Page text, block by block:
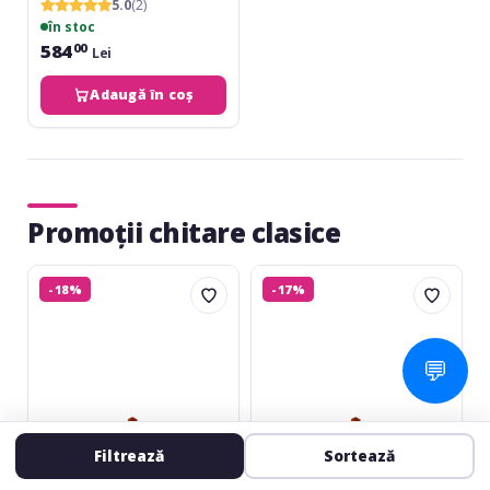
5.0(2)
în stoc
58400 Lei
Adaugă în coș
Promoții chitare clasice
Jose
Ferrer
-18%
Jose
Ferrer
-17%
Filtrează Sortează
💬